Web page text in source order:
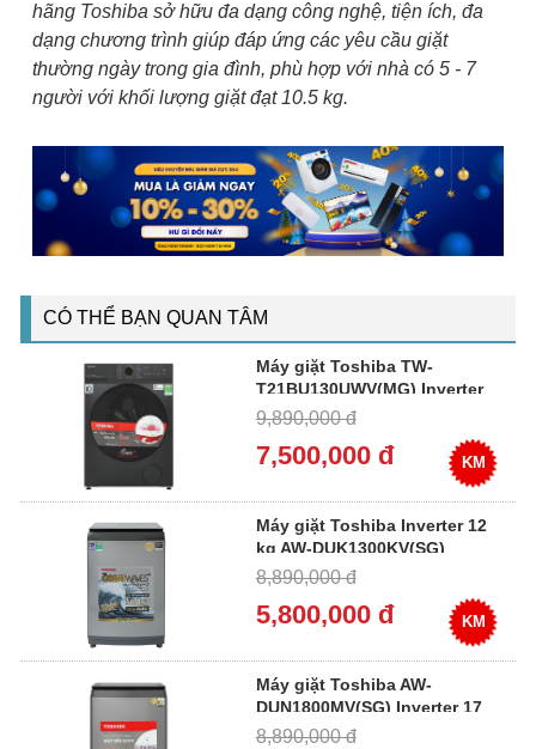
hãng Toshiba sở hữu đa dạng công nghệ, tiện ích, đa
dạng chương trình giúp đáp ứng các yêu cầu giặt
thường ngày trong gia đình, phù hợp với nhà có 5 - 7
người với khối lượng giặt đạt 10.5 kg.
CÓ THỂ BẠN QUAN TÂM
Máy giặt Toshiba TW-
T21BU130UWV(MG) Inverter
12 kg
9,890,000 đ
7,500,000 đ KM
Máy giặt Toshiba Inverter 12
kg AW-DUK1300KV(SG)
8,890,000 đ
5,800,000 đ KM
Máy giặt Toshiba AW-
DUN1800MV(SG) Inverter 17
kg
8,890,000 đ